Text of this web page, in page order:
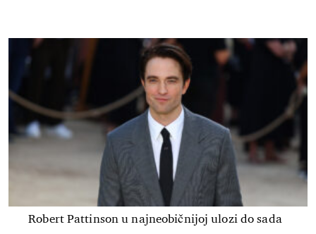
Robert Pattinson u najneobičnijoj ulozi do sada